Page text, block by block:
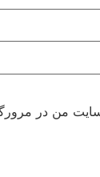
من در